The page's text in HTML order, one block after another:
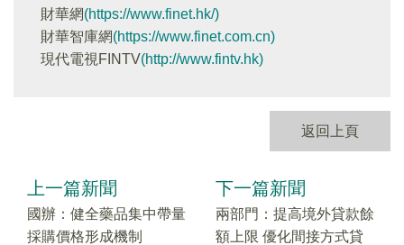
財華網(https://www.finet.hk/)
財華智庫網(https://www.finet.com.cn)
現代電視FINTV(http://www.fintv.hk)
返回上頁
上一篇新聞
國辦：健全藥品集中帶量
採購價格形成機制
下一篇新聞
兩部門：提高境外貸款餘
額上限 優化間接方式貸